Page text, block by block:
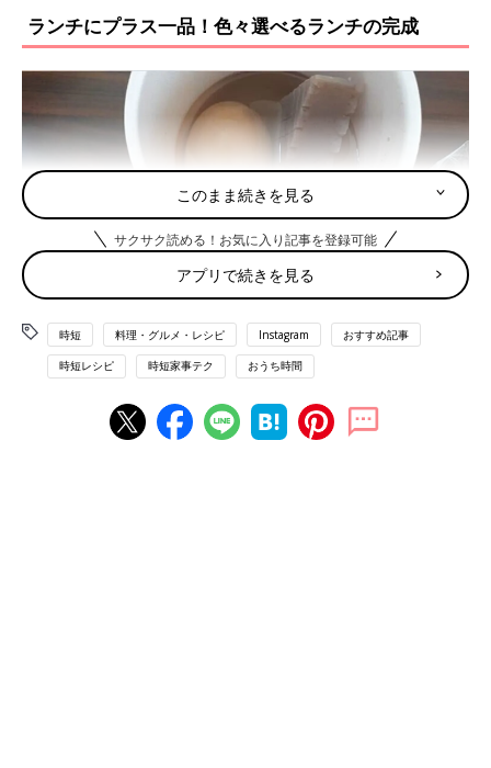
がたくさんありますよ。
ランチにプラス一品！色々選べるランチの完成
このまま続きを見る
サクサク読める！お気に入り記事を登録可能
アプリで続きを見る
時短 料理・グルメ・レシピ Instagram おすすめ記事
時短レシピ 時短家事テク おうち時間